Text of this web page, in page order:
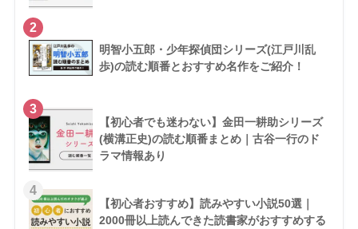
2
明智小五郎・少年探偵団シリーズ(江戸川乱
歩)の読む順番とおすすめ名作をご紹介！
3
【初心者でも迷わない】金田一耕助シリーズ
(横溝正史)の読む順番まとめ｜古谷一行のド
ラマ情報あり
4
【初心者おすすめ】読みやすい小説50選｜
2000冊以上読んできた読書家がおすすめする